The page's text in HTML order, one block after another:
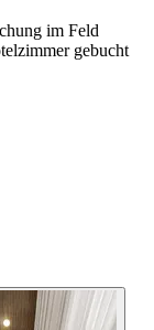
im Feld
gebucht